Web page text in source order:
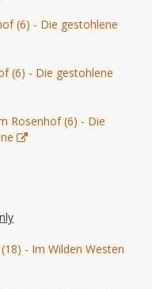
(6) - Die gestohlene
(6) - Die gestohlene
Rosenhof (6) - Die
- Im Wilden Westen